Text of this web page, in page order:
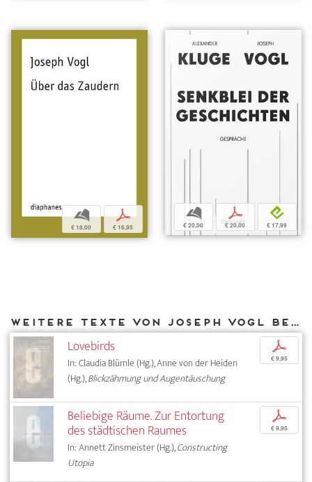
b
€ 18,00
p
€ 16,95
b
€ 20,00
p
€ 20,00
e
€ 17,99
Weitere Texte von Joseph Vogl bei DIAPHANES
Lovebirds
In: Claudia Blümle (Hg.), Anne von der Heiden
(Hg.),Blickzähmung und Augentäuschung
p
€ 9,95
Beliebige Räume. Zur Entortung
des städtischen Raumes
In: Annett Zinsmeister (Hg.),Constructing
Utopia
p
€ 9,95